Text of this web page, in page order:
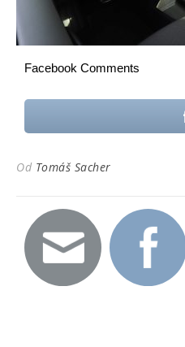
Facebook Comments
Od Tomáš Sacher